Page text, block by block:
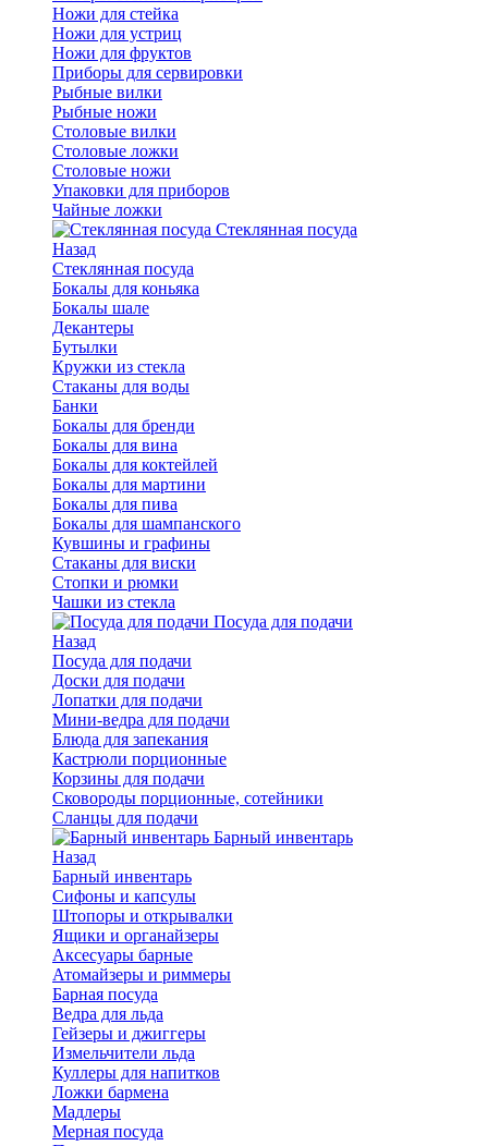
Ножи для стейка
Ножи для устриц
Ножи для фруктов
Приборы для сервировки
Рыбные вилки
Рыбные ножи
Столовые вилки
Столовые ложки
Столовые ножи
Упаковки для приборов
Чайные ложки
Стеклянная посуда
Назад
Стеклянная посуда
Бокалы для коньяка
Бокалы шале
Декантеры
Бутылки
Кружки из стекла
Стаканы для воды
Банки
Бокалы для бренди
Бокалы для вина
Бокалы для коктейлей
Бокалы для мартини
Бокалы для пива
Бокалы для шампанского
Кувшины и графины
Стаканы для виски
Стопки и рюмки
Чашки из стекла
Посуда для подачи
Назад
Посуда для подачи
Доски для подачи
Лопатки для подачи
Мини-ведра для подачи
Блюда для запекания
Кастрюли порционные
Корзины для подачи
Сковороды порционные, сотейники
Сланцы для подачи
Барный инвентарь
Назад
Барный инвентарь
Сифоны и капсулы
Штопоры и открывалки
Ящики и органайзеры
Аксесуары барные
Атомайзеры и риммеры
Барная посуда
Ведра для льда
Гейзеры и джиггеры
Измельчители льда
Куллеры для напитков
Ложки бармена
Мадлеры
Мерная посуда